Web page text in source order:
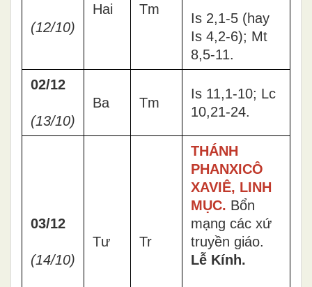
(12/10)
Hai Tm
Is 2,1-5 (hay
Is 4,2-6); Mt
8,5-11.
02/12
(13/10)
Ba Tm
Is 11,1-10; Lc
10,21-24.
03/12
(14/10)
Tư Tr
THÁNH
PHANXICÔ
XAVIÊ, LINH
MỤC. Bổn
mạng các xứ
truyền giáo.
Lễ Kính.